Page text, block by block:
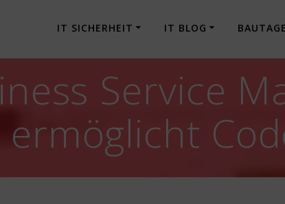
IT SICHERHEIT IT BLOG
Service
ermöglicht